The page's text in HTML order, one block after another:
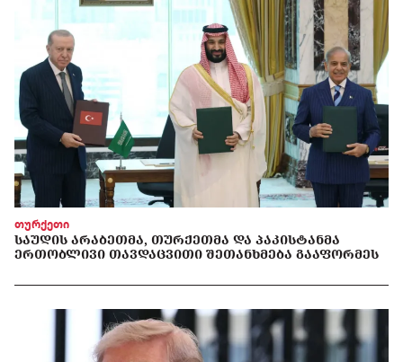
თურქეთი
ᲡᲐᲣᲓᲘᲡ ᲐᲠᲐᲑᲔᲗᲛᲐ, ᲗᲣᲠᲥᲔᲗᲛᲐ ᲓᲐ ᲞᲐᲙᲘᲡᲢᲐᲜᲛᲐ
ᲔᲠᲗᲝᲑᲚᲘᲕᲘ ᲗᲐᲕᲓᲐᲪᲕᲘᲗᲘ ᲨᲔᲗᲐᲜᲮᲛᲔᲑᲐ ᲒᲐᲐᲤᲝᲠᲛᲔᲡ